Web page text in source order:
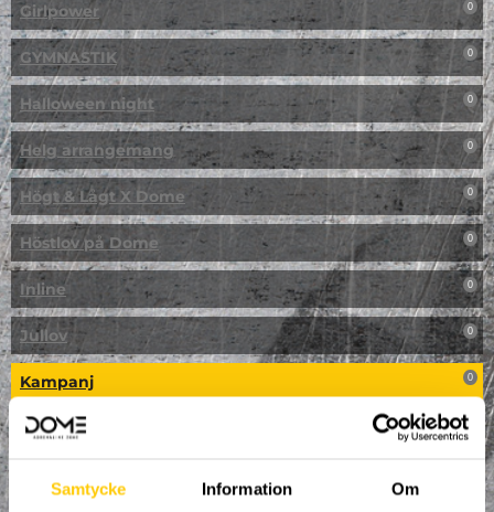
Samtycke Information Om
Girlpower 0
GYMNASTIK 0
Halloween night 0
Helg arrangemang 0
Högt & Lågt X Dome 0
Höstlov på Dome 0
Inline 0
Jullov 0
Kampanj 0
Kickbike 0